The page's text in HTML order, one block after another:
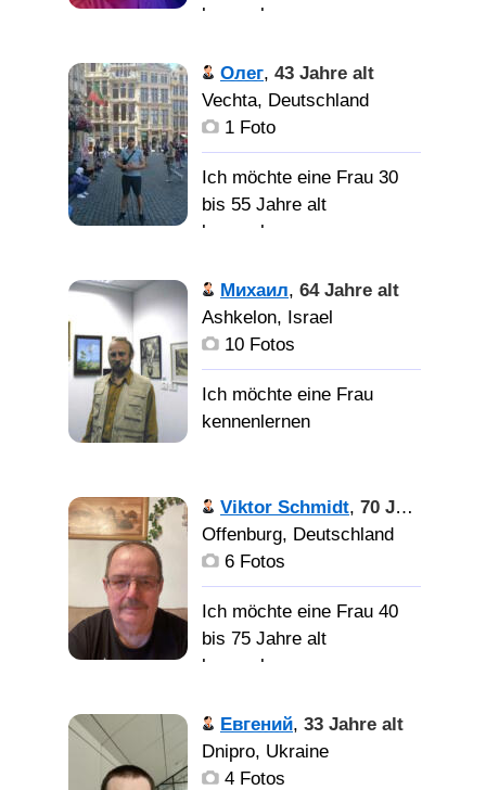
юмора, приятной
внешности женщину,
готовую переехать в
kennenlernen
🙏🧘नमस्ते 🇮🇳
भारत इंडिया 🇮🇳 🧘🙏
🙏🧘Namaste I am from
marriage long term
Олег, 43 Jahre alt
Vechta, Deutschland
1 Foto
Ich möchte eine Frau 30
bis 55 Jahre alt
kennenlernen
Веселий,
люблю подорожувати.
Дівчину для серйозних
стосунків....
Михаил, 64 Jahre alt
Ashkelon, Israel
10 Fotos
Познакомлюсь с
женщиной для серезных
отношений и надежного
Женщину, которая знает
чего хочу я. Женщину,
которая станет надежным
другом и товарищем в
Viktor Schmidt, 70 Jahre alt
Offenburg, Deutschland
6 Fotos
Ich möchte eine Frau 40
bis 75 Jahre alt
kennenlernen
Я вдовец,
добрый не жадный,
очень люблю секс и
Евгений, 33 Jahre alt
Dnipro, Ukraine
4 Fotos